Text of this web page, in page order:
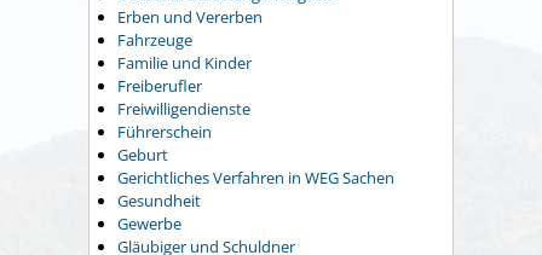
Erben und Vererben
Fahrzeuge
Familie und Kinder
Freiberufler
Freiwilligendienste
Führerschein
Geburt
Gerichtliches Verfahren in WEG Sachen
Gesundheit
Gewerbe
Gläubiger und Schuldner